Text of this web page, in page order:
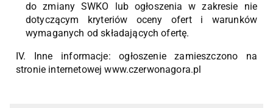
do zmiany SWKO lub ogłoszenia w zakresie nie
dotyczącym kryteriów oceny ofert i warunków
wymaganych od składających ofertę.
IV. Inne informacje: ogłoszenie zamieszczono na
stronie internetowej www.czerwonagora.pl